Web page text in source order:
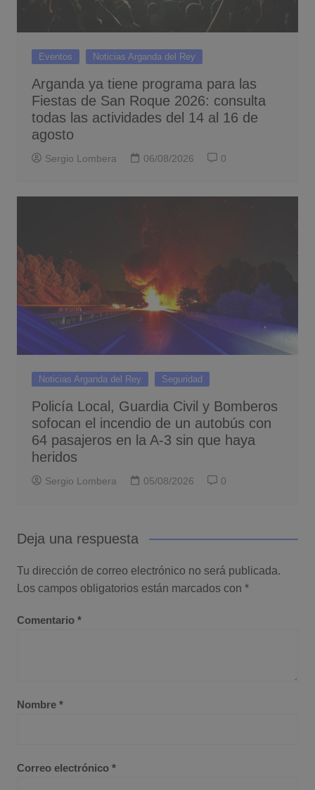
Eventos Noticias Arganda del Rey
Arganda ya tiene programa para las
Fiestas de San Roque 2026: consulta
todas las actividades del 14 al 16 de
agosto
Sergio Lombera 06/08/2026 0
Noticias Arganda del Rey Seguridad
Policía Local, Guardia Civil y Bomberos
sofocan el incendio de un autobús con
64 pasajeros en la A-3 sin que haya
heridos
Sergio Lombera 05/08/2026 0
Deja una respuesta
Tu dirección de correo electrónico no será publicada.
Los campos obligatorios están marcados con *
Comentario *
Nombre *
Correo electrónico *